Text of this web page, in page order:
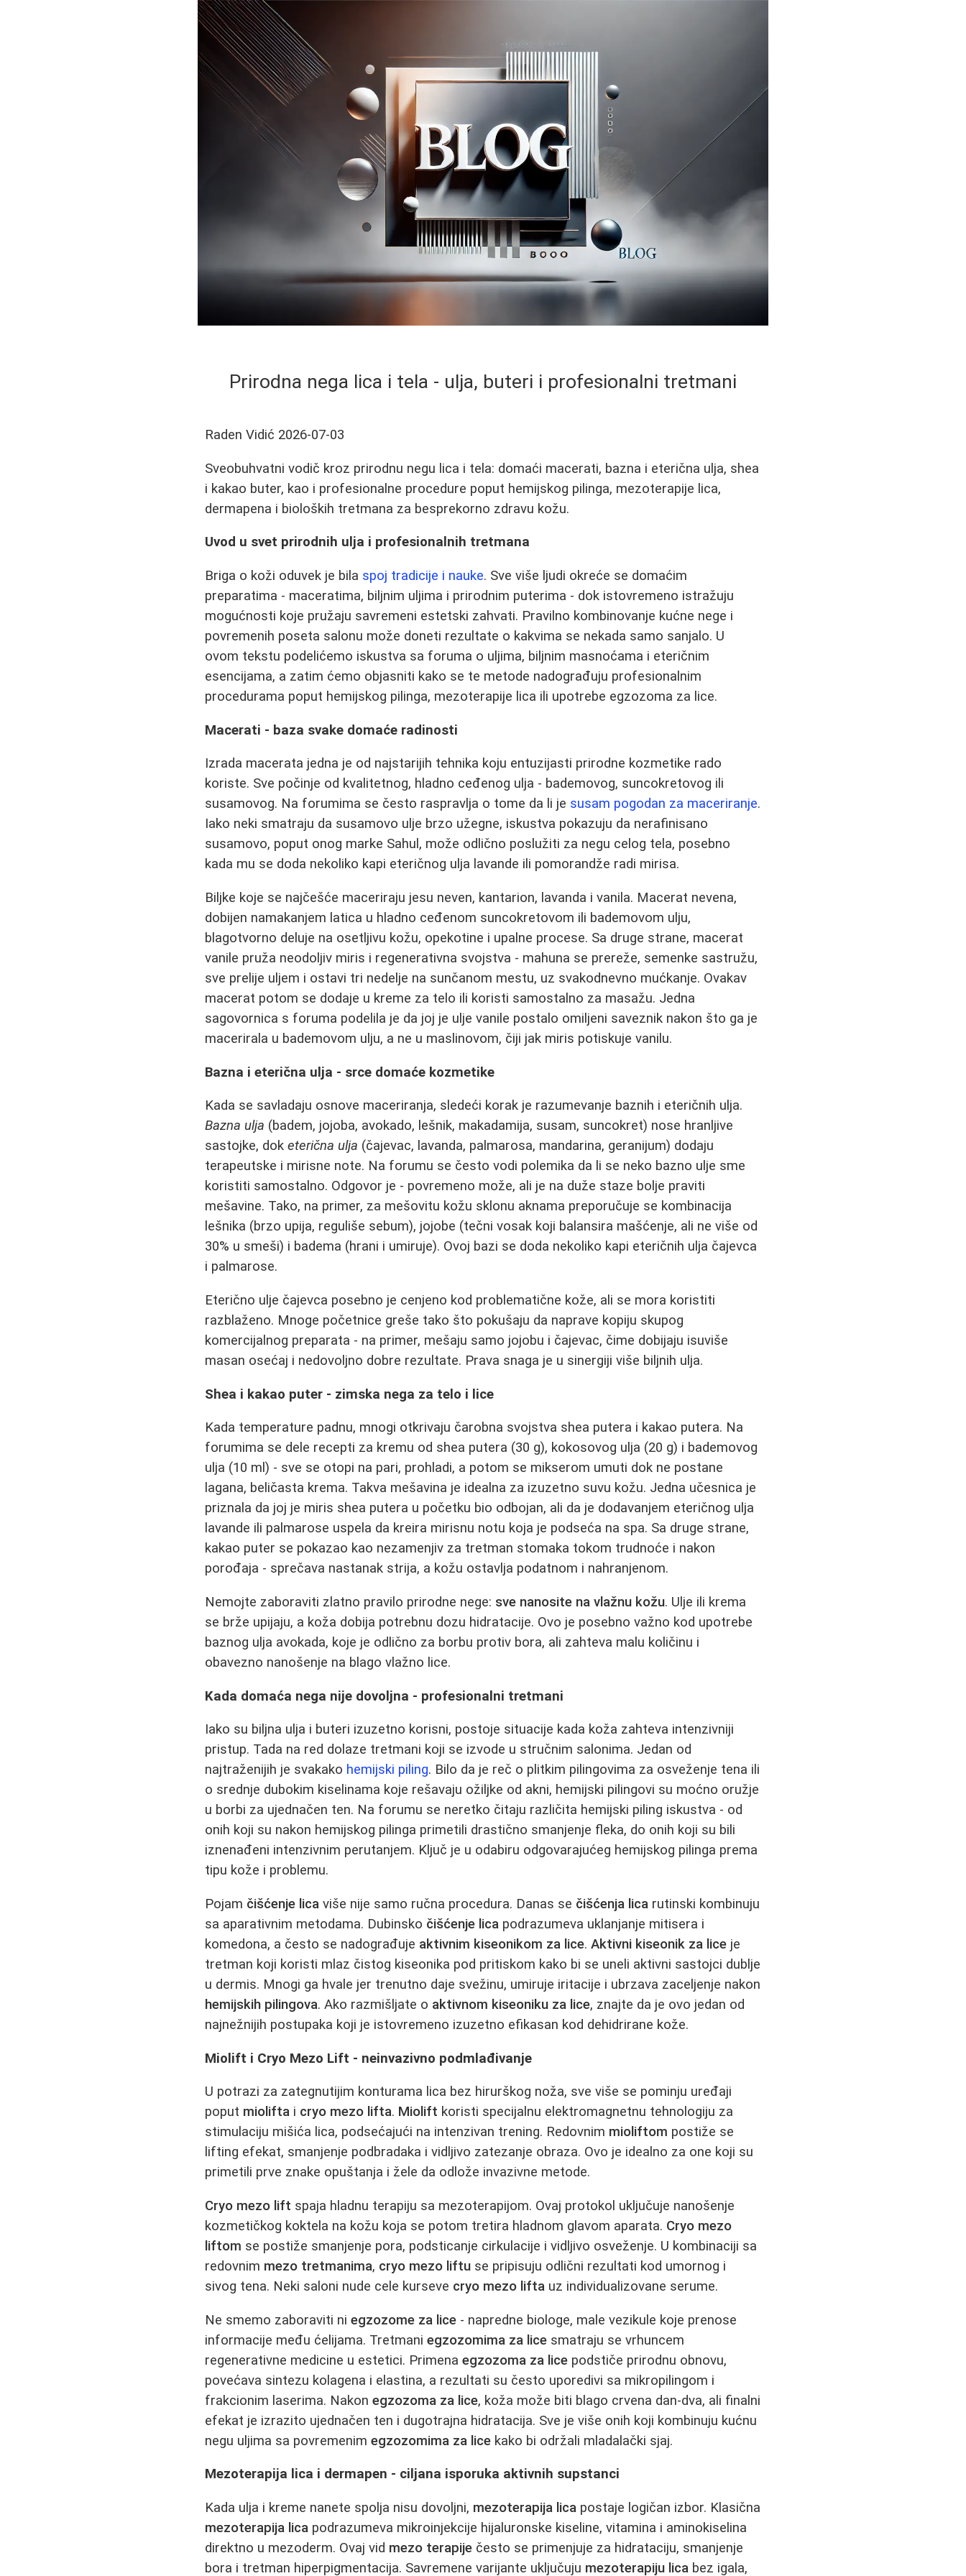
Prirodna nega lica i tela - ulja, buteri i profesionalni tretmani
Raden Vidić 2026-07-03
Sveobuhvatni vodič kroz prirodnu negu lica i tela: domaći macerati, bazna i eterična ulja, shea
i kakao buter, kao i profesionalne procedure poput hemijskog pilinga, mezoterapije lica,
dermapena i bioloških tretmana za besprekorno zdravu kožu.
Uvod u svet prirodnih ulja i profesionalnih tretmana
Briga o koži oduvek je bila spoj tradicije i nauke. Sve više ljudi okreće se domaćim
preparatima - maceratima, biljnim uljima i prirodnim puterima - dok istovremeno istražuju
mogućnosti koje pružaju savremeni estetski zahvati. Pravilno kombinovanje kućne nege i
povremenih poseta salonu može doneti rezultate o kakvima se nekada samo sanjalo. U
ovom tekstu podelićemo iskustva sa foruma o uljima, biljnim masnoćama i eteričnim
esencijama, a zatim ćemo objasniti kako se te metode nadograđuju profesionalnim
procedurama poput hemijskog pilinga, mezoterapije lica ili upotrebe egzozoma za lice.
Macerati - baza svake domaće radinosti
Izrada macerata jedna je od najstarijih tehnika koju entuzijasti prirodne kozmetike rado
koriste. Sve počinje od kvalitetnog, hladno ceđenog ulja - bademovog, suncokretovog ili
susamovog. Na forumima se često raspravlja o tome da li je susam pogodan za maceriranje.
Iako neki smatraju da susamovo ulje brzo užegne, iskustva pokazuju da nerafinisano
susamovo, poput onog marke Sahul, može odlično poslužiti za negu celog tela, posebno
kada mu se doda nekoliko kapi eteričnog ulja lavande ili pomorandže radi mirisa.
Biljke koje se najčešće maceriraju jesu neven, kantarion, lavanda i vanila. Macerat nevena,
dobijen namakanjem latica u hladno ceđenom suncokretovom ili bademovom ulju,
blagotvorno deluje na osetljivu kožu, opekotine i upalne procese. Sa druge strane, macerat
vanile pruža neodoljiv miris i regenerativna svojstva - mahuna se prereže, semenke sastružu,
sve prelije uljem i ostavi tri nedelje na sunčanom mestu, uz svakodnevno mućkanje. Ovakav
macerat potom se dodaje u kreme za telo ili koristi samostalno za masažu. Jedna
sagovornica s foruma podelila je da joj je ulje vanile postalo omiljeni saveznik nakon što ga je
macerirala u bademovom ulju, a ne u maslinovom, čiji jak miris potiskuje vanilu.
Bazna i eterična ulja - srce domaće kozmetike
Kada se savladaju osnove maceriranja, sledeći korak je razumevanje baznih i eteričnih ulja.
Bazna ulja (badem, jojoba, avokado, lešnik, makadamija, susam, suncokret) nose hranljive
sastojke, doketerična ulja (čajevac, lavanda, palmarosa, mandarina, geranijum) dodaju
terapeutske i mirisne note. Na forumu se često vodi polemika da li se neko bazno ulje sme
koristiti samostalno. Odgovor je - povremeno može, ali je na duže staze bolje praviti
mešavine. Tako, na primer, za mešovitu kožu sklonu aknama preporučuje se kombinacija
lešnika (brzo upija, reguliše sebum), jojobe (tečni vosak koji balansira mašćenje, ali ne više od
30% u smeši) i badema (hrani i umiruje). Ovoj bazi se doda nekoliko kapi eteričnih ulja čajevca
i palmarose.
Eterično ulje čajevca posebno je cenjeno kod problematične kože, ali se mora koristiti
razblaženo. Mnoge početnice greše tako što pokušaju da naprave kopiju skupog
komercijalnog preparata - na primer, mešaju samo jojobu i čajevac, čime dobijaju isuviše
masan osećaj i nedovoljno dobre rezultate. Prava snaga je u sinergiji više biljnih ulja.
Shea i kakao puter - zimska nega za telo i lice
Kada temperature padnu, mnogi otkrivaju čarobna svojstva shea putera i kakao putera. Na
forumima se dele recepti za kremu od shea putera (30 g), kokosovog ulja (20 g) i bademovog
ulja (10 ml) - sve se otopi na pari, prohladi, a potom se mikserom umuti dok ne postane
lagana, beličasta krema. Takva mešavina je idealna za izuzetno suvu kožu. Jedna učesnica je
priznala da joj je miris shea putera u početku bio odbojan, ali da je dodavanjem eteričnog ulja
lavande ili palmarose uspela da kreira mirisnu notu koja je podseća na spa. Sa druge strane,
kakao puter se pokazao kao nezamenjiv za tretman stomaka tokom trudnoće i nakon
porođaja - sprečava nastanak strija, a kožu ostavlja podatnom i nahranjenom.
Nemojte zaboraviti zlatno pravilo prirodne nege: sve nanosite na vlažnu kožu. Ulje ili krema
se brže upijaju, a koža dobija potrebnu dozu hidratacije. Ovo je posebno važno kod upotrebe
baznog ulja avokada, koje je odlično za borbu protiv bora, ali zahteva malu količinu i
obavezno nanošenje na blago vlažno lice.
Kada domaća nega nije dovoljna - profesionalni tretmani
Iako su biljna ulja i buteri izuzetno korisni, postoje situacije kada koža zahteva intenzivniji
pristup. Tada na red dolaze tretmani koji se izvode u stručnim salonima. Jedan od
najtraženijih je svakako hemijski piling. Bilo da je reč o plitkim pilingovima za osveženje tena ili
o srednje dubokim kiselinama koje rešavaju ožiljke od akni, hemijski pilingovi su moćno oružje
u borbi za ujednačen ten. Na forumu se neretko čitaju različita hemijski piling iskustva - od
onih koji su nakon hemijskog pilinga primetili drastično smanjenje fleka, do onih koji su bili
iznenađeni intenzivnim perutanjem. Ključ je u odabiru odgovarajućeg hemijskog pilinga prema
tipu kože i problemu.
Pojam čišćenje lica više nije samo ručna procedura. Danas se čišćenja lica rutinski kombinuju
sa aparativnim metodama. Dubinsko čišćenje lica podrazumeva uklanjanje mitisera i
komedona, a često se nadograđuje aktivnim kiseonikom za lice.Aktivni kiseonik za lice je
tretman koji koristi mlaz čistog kiseonika pod pritiskom kako bi se uneli aktivni sastojci dublje
u dermis. Mnogi ga hvale jer trenutno daje svežinu, umiruje iritacije i ubrzava zaceljenje nakon
hemijskih pilingova. Ako razmišljate o aktivnom kiseoniku za lice, znajte da je ovo jedan od
najnežnijih postupaka koji je istovremeno izuzetno efikasan kod dehidrirane kože.
Miolift i Cryo Mezo Lift - neinvazivno podmlađivanje
U potrazi za zategnutijim konturama lica bez hirurškog noža, sve više se pominju uređaji
poput miolifta i cryo mezo lifta. Miolift koristi specijalnu elektromagnetnu tehnologiju za
stimulaciju mišića lica, podsećajući na intenzivan trening. Redovnim mioliftom postiže se
lifting efekat, smanjenje podbradaka i vidljivo zatezanje obraza. Ovo je idealno za one koji su
primetili prve znake opuštanja i žele da odlože invazivne metode.
Cryo mezo lift spaja hladnu terapiju sa mezoterapijom. Ovaj protokol uključuje nanošenje
kozmetičkog koktela na kožu koja se potom tretira hladnom glavom aparata. Cryo mezo
liftom se postiže smanjenje pora, podsticanje cirkulacije i vidljivo osveženje. U kombinaciji sa
redovnim mezo tretmanima, cryo mezo liftu se pripisuju odlični rezultati kod umornog i
sivog tena. Neki saloni nude cele kurseve cryo mezo lifta uz individualizovane serume.
Ne smemo zaboraviti niegzozome za lice - napredne biologe, male vezikule koje prenose
informacije među ćelijama. Tretmaniegzozomima za lice smatraju se vrhuncem
regenerativne medicine u estetici. Primenaegzozoma za lice podstiče prirodnu obnovu,
povećava sintezu kolagena i elastina, a rezultati su često uporedivi sa mikropilingom i
frakcionim laserima. Nakonegzozoma za lice, koža može biti blago crvena dan-dva, ali finalni
efekat je izrazito ujednačen ten i dugotrajna hidratacija. Sve je više onih koji kombinuju kućnu
negu uljima sa povremenimegzozomima za lice kako bi održali mladalački sjaj.
Mezoterapija lica i dermapen - ciljana isporuka aktivnih supstanci
Kada ulja i kreme nanete spolja nisu dovoljni, mezoterapija lica postaje logičan izbor. Klasična
mezoterapija lica podrazumeva mikroinjekcije hijaluronske kiseline, vitamina i aminokiselina
direktno u mezoderm. Ovaj vid mezo terapije često se primenjuje za hidrataciju, smanjenje
bora i tretman hiperpigmentacija. Savremene varijante uključuju mezoterapiju lica bez igala,